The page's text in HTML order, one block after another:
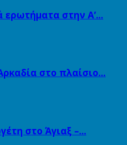
ερωτήματα στην Α’…
στο πλαίσιο…
στο Άγιαξ –…